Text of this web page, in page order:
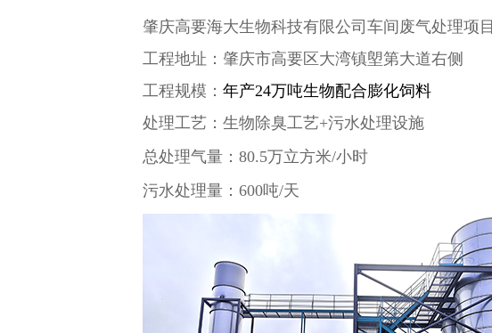
肇庆高要海大生物科技有限公司车间废气处理项目
工程地址：肇庆市高要区大湾镇塱第大道右侧
工程规模： 年产24万吨生物配合膨化饲料
处理工艺：生物除臭工艺+污水处理设施
总处理气量： 80.5万立方米/小时
污水处理量：600吨/天